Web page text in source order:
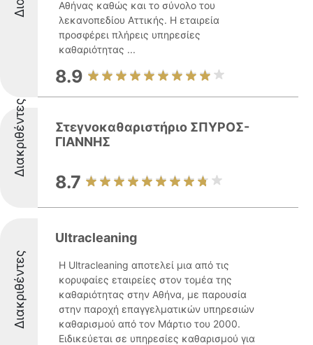
Αθήνας καθώς και το σύνολο του
λεκανοπεδίου Αττικής. Η εταιρεία
προσφέρει πλήρεις υπηρεσίες
καθαριότητας ...
8.9
Διακριθέντες
Στεγνοκαθαριστήριο ΣΠΥΡΟΣ-
ΓΙΑΝΝΗΣ
8.7
Διακριθέντες
Ultracleaning
Η Ultracleaning αποτελεί μια από τις
κορυφαίες εταιρείες στον τομέα της
καθαριότητας στην Αθήνα, με παρουσία
στην παροχή επαγγελματικών υπηρεσιών
καθαρισμού από τον Μάρτιο του 2000.
Ειδικεύεται σε υπηρεσίες καθαρισμού για